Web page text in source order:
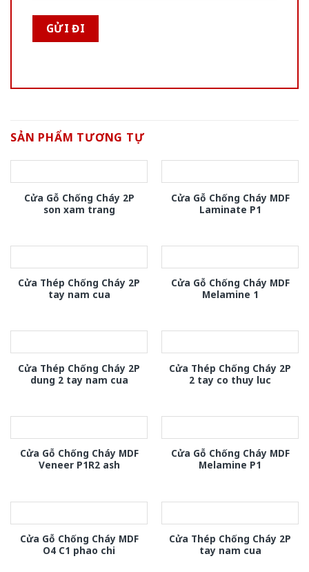
SẢN PHẨM TƯƠNG TỰ
Cửa Gỗ Chống Cháy 2P
son xam trang
Cửa Gỗ Chống Cháy MDF
Laminate P1
Cửa Thép Chống Cháy 2P
tay nam cua
Cửa Gỗ Chống Cháy MDF
Melamine 1
Cửa Thép Chống Cháy 2P
dung 2 tay nam cua
Cửa Thép Chống Cháy 2P
2 tay co thuy luc
Cửa Gỗ Chống Cháy MDF
Veneer P1R2 ash
Cửa Gỗ Chống Cháy MDF
Melamine P1
Cửa Gỗ Chống Cháy MDF
O4 C1 phao chi
Cửa Thép Chống Cháy 2P
tay nam cua